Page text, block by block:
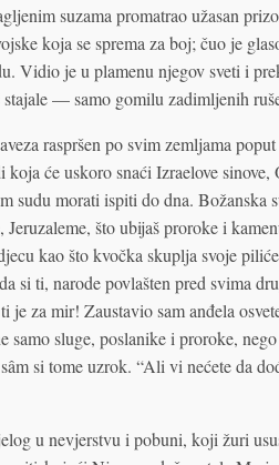
suzama promatrao užasan
koja se sprema za boj; čuo je
Vidio je u plamenu njegov sveti i
— samo gomilu zadimljenih
raspršen po svim zemljama poput
će uskoro snaći Izraelove
sudu morati ispiti do dna. Božanska
što ubijaš proroke i
kao što kvočka skuplja svoje
si ti, narode povlašten pred svima
za mir! Zaustavio sam anđela
sluge, poslanike i proroke, nego
si tome uzrok. “Ali vi nećete da
u nevjerstvu i pobuni, koji žuri